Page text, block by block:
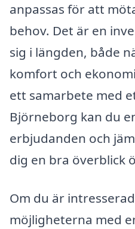
anpassas för att
behov. Det är en
sig i längden, både
komfort och
ett samarbete med
Björneborg kan du
erbjudanden och
dig en bra överblick
Om du är
möjligheterna med